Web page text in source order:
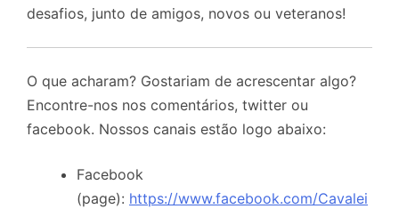
desafios, junto de amigos, novos ou veteranos!
O que acharam? Gostariam de acrescentar algo?
Encontre-nos nos comentários, twitter ou
facebook. Nossos canais estão logo abaixo:
Facebook
(page): https://www.facebook.com/Cavalei